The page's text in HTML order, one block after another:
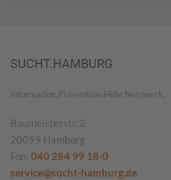
SUCHT.HAMBURG
Information.Prävention.Hilfe.Netzwerk.
Baumeisterstr. 2
20099 Hamburg
Fon: 040 284 99 18-0
service@sucht-hamburg.de